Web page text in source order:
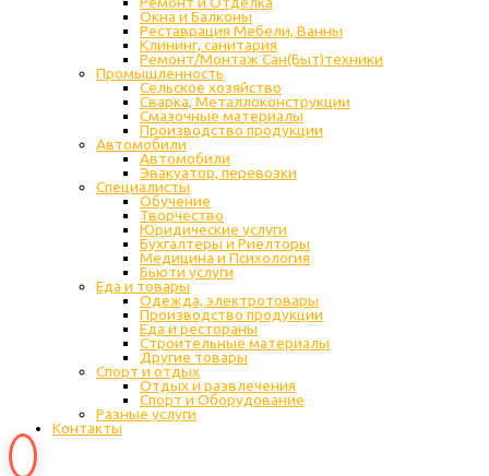
Окна и Балконы
Реставрация Мебели, Ванны
Клининг, санитария
Ремонт/Монтаж Сан(Быт)техники
Промышленность
Cельское хозяйство
Сварка, Металлоконструкции
Cмазочные материалы
Производство продукции
Автомобили
Автомобили
Эвакуатор, перевозки
Специалисты
Обучение
Творчество
Юридические услуги
Бухгалтеры и Риелторы
Медицина и Психология
Бьюти услуги
Еда и товары
Одежда, электротовары
Производство продукции
Еда и рестораны
Строительные материалы
Другие товары
Спорт и отдых
Отдых и развлечения
Спорт и Оборудование
Разные услуги
Контакты